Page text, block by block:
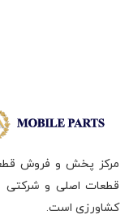
مرکز پخش و فروش قطعات
قطعات اصلی و شرکتی
کشاورزی است.